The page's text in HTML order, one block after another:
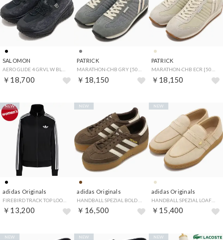
SALOMON
￥18,700
PATRICK
￥18,150
PATRICK
￥18,150
adidas Originals
￥13,200
NEW
adidas Originals
￥16,500
NEW
adidas Originals
HANDBALL SPEZIAL LOAFER W マジックベージュ/マジックベージュ/ガム [KJ0639] （マジックベージュ/マジックベージュ/ガム）
￥15,400
NEW
NEW NEW NEW